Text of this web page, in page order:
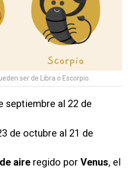
ser de Libra o Escorpio.
septiembre al 22 de
de octubre al 21 de
aire regido por Venus, el